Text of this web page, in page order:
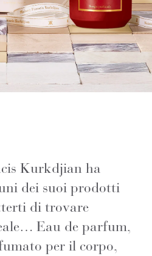
Kurkdjian ha
dei suoi prodotti
di trovare
Eau de parfum,
per il corpo,